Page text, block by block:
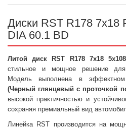
Диски RST R178 7x18
DIA 60.1 BD
Литой диск RST R178 7x18
стильное и мощное решение для
Модель выполнена в
(Черный глянцевый с проточкой
высокой практичностью и
сохраняя премиальный вид
Линейка RST производится на